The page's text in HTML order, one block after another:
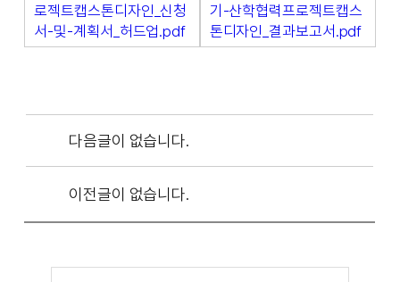
로젝트캡스톤디자인_신청
서-및-계획서_허드업.pdf
기-산학협력프로젝트캡스
톤디자인_결과보고서.pdf
다음글이 없습니다.
이전글이 없습니다.